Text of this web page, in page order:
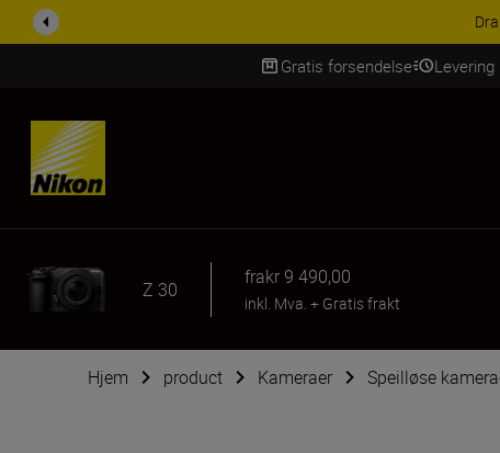
Gratis forsendelse
Skip Content
Z 30
frakr 9 490,00
inkl. Mva. + Gratis frakt
Hjem product Kameraer Speilløse